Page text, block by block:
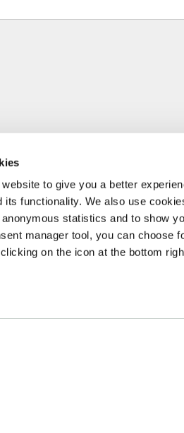
to give you a better
its functionality. We also use
statistics and to show
manager tool, you can choose
on the icon at the bottom